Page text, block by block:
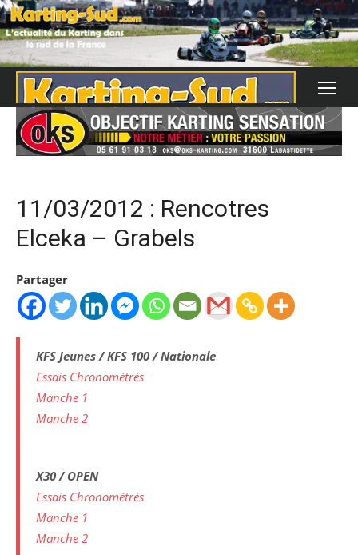
Skip
to
content
11/03/2012 : Rencotres
Elceka – Grabels
Partager
KFS Jeunes / KFS 100 / Nationale
Essais Chronométrés
Manche 1
Manche 2
X30 / OPEN
Essais Chronométrés
Manche 1
Manche 2